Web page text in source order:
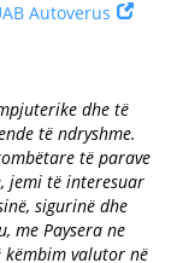
Autoverus
dhe të
të ndryshme.
të parave
jemi të interesuar
sigurinë dhe
me Paysera ne
valutor në